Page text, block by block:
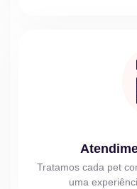
Tratamos cada pet
uma